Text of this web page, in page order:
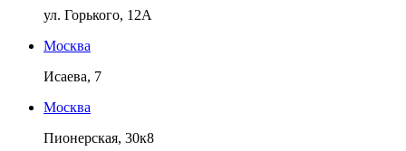
ул. Горького, 12А
Москва
Исаева, 7
Москва
Пионерская, 30к8